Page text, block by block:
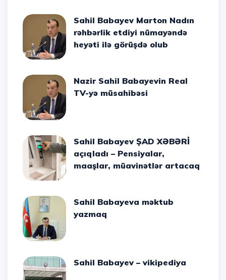
Sahil Babayev Marton Nadın
rəhbərlik etdiyi nümayəndə
heyəti ilə görüşdə olub
Nazir Sahil Babayevin Real
TV-yə müsahibəsi
Sahil Babayev ŞAD XƏBƏRİ
açıqladı – Pensiyalar,
maaşlar, müavinətlər artacaq
Sahil Babayeva məktub
yazmaq
Sahil Babayev – vikipediya